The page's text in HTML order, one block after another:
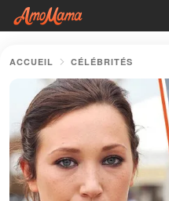
ACCUEIL CÉLÉBRITÉS